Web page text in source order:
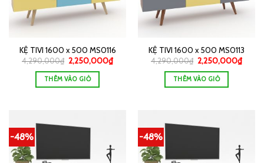
KỆ TIVI 1600 x 500 MS0116
4,290,000₫ 2,250,000₫
THÊM VÀO GIỎ
KỆ TIVI 1600 x 500 MS0113
4,290,000₫ 2,250,000₫
THÊM VÀO GIỎ
-48% -48%